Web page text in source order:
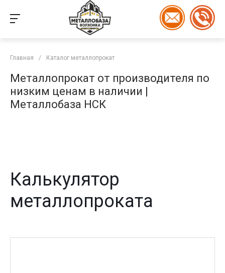
Главная / Каталог металлопрокат
Металлопрокат от производителя по
низким ценам в наличии |
Металлобаза НСК
Калькулятор
металлопроката